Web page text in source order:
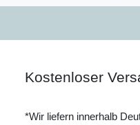
Kostenloser
*Wir liefern innerhalb